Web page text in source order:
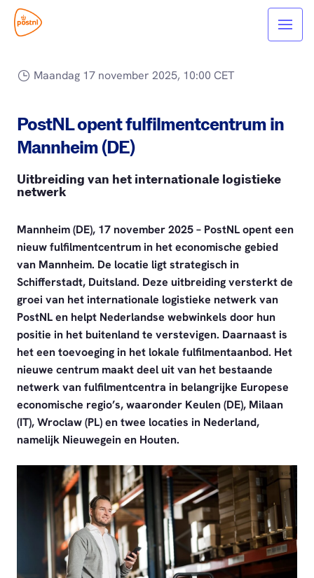
Maandag 17 november 2025, 10:00 CET
PostNL opent fulfilmentcentrum in
Mannheim (DE)
Uitbreiding van het internationale logistieke
netwerk
Mannheim (DE), 17 november 2025 – PostNL opent een
nieuw fulfilmentcentrum in het economische gebied
van Mannheim. De locatie ligt strategisch in
Schifferstadt, Duitsland. Deze uitbreiding versterkt de
groei van het internationale logistieke netwerk van
PostNL en helpt Nederlandse webwinkels door hun
positie in het buitenland te verstevigen. Daarnaast is
het een toevoeging in het lokale fulfilmentaanbod. Het
nieuwe centrum maakt deel uit van het bestaande
netwerk van fulfilmentcentra in belangrijke Europese
economische regio’s, waaronder Keulen (DE), Milaan
(IT), Wroclaw (PL) en twee locaties in Nederland,
namelijk Nieuwegein en Houten.